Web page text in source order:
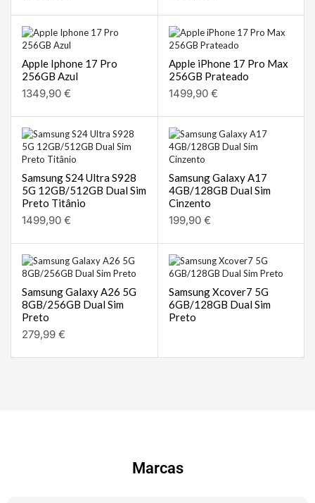
Apple Iphone 17 Pro
256GB Azul
1349,90 €
Apple iPhone 17 Pro Max
256GB Prateado
1499,90 €
Samsung S24 Ultra S928
5G 12GB/512GB Dual Sim
Preto Titânio
1499,90 €
Samsung Galaxy A17
4GB/128GB Dual Sim
Cinzento
199,90 €
Samsung Galaxy A26 5G
8GB/256GB Dual Sim
Preto
279,99 €
Samsung Xcover7 5G
6GB/128GB Dual Sim
Preto
Marcas